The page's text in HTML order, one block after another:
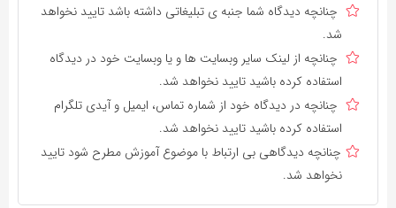
چنانچه دیدگاه شما جنبه ی تبلیغاتی داشته باشد تایید نخواهد
شد.
چنانچه از لینک سایر وبسایت ها و یا وبسایت خود در دیدگاه
استفاده کرده باشید تایید نخواهد شد.
چنانچه در دیدگاه خود از شماره تماس، ایمیل و آیدی تلگرام
استفاده کرده باشید تایید نخواهد شد.
چنانچه دیدگاهی بی ارتباط با موضوع آموزش مطرح شود تایید
نخواهد شد.